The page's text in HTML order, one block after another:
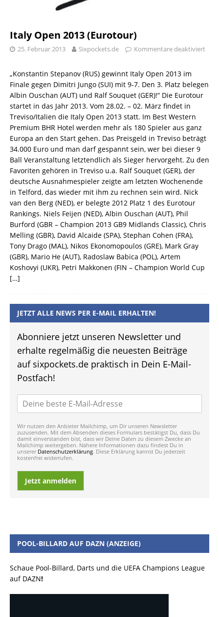
Italy Open 2013 (Eurotour)
25. Februar 2013 Sixpockets.de Kommentare deaktiviert
„Konstantin Stepanov (RUS) gewinnt Italy Open 2013 im
Finale gegen Dimitri Jungo (SUI) mit 9-7. Den 3. Platz belegen
Albin Ouschan (AUT) und Ralf Souquet (GER)!“ Die Eurotour
startet in das Jahr 2013. Vom 28.02. – 02. März findet in
Treviso/Italien die Italy Open 2013 statt. Im Best Western
Premium BHR Hotel werden mehr als 180 Spieler aus ganz
Europa an den Start gehen. Das Preisgeld in Treviso beträgt
34.000 Euro und man darf gespannt sein, wer bei dieser 9
Ball Veranstaltung letztendlich als Sieger hervorgeht. Zu den
Favoriten gehören in Treviso u.a. Ralf Souquet (GER), der
deutsche Ausnahmespieler zeigte am letzten Wochenende
in Telford, das wieder mit ihm zu rechnen sein wird. Nick
van den Berg (NED), er belegte 2012 Platz 1 des Eurotour
Rankings. Niels Feijen (NED), Albin Ouschan (AUT), Phil
Burford (GBR – Champion 2013 GB9 Midlands Classic), Chris
Melling (GBR), David Alcaide (SPA), Stephan Cohen (FRA),
Tony Drago (MAL), Nikos Ekonomopoulos (GRE), Mark Gray
(GBR), Mario He (AUT), Radoslaw Babica (POL), Artem
Koshovyi (UKR), Petri Makkonen (FIN – Champion World Cup
[…]
JETZT ALLE NEWS PER E-MAIL ERHALTEN!
Abonniere jetzt unseren Newsletter und
erhalte regelmäßig die neuesten Beiträge
auf sixpockets.de praktisch in Dein E-Mail-
Postfach!
Wir nutzen den Anbieter Mailchimp, um Dir unseren Newsletter
zuzusenden. Mit dem Absenden dieses Formulars bestätigst Du, dass Du
damit einverstanden bist, dass wir Deine Daten zu diesem Zwecke an
Mailchimp weitergeben. Nähere Informationen dazu findest Du in
unserer Datenschutzerklärung. Diese Erklärung kannst Du jederzeit
kostenfrei widerrufen.
Jetzt anmelden
POOL-BILLARD AUF DAZN (ANZEIGE)
Schaue Pool-Billard, Darts und die UEFA Champions League
auf DAZN!